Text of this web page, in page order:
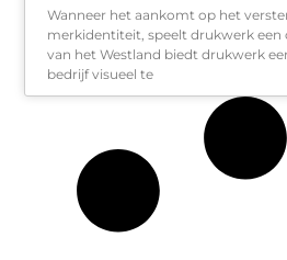
Wanneer het aankomt op het
merkidentiteit, speelt drukwerk een
van het Westland biedt drukwerk
bedrijf visueel te